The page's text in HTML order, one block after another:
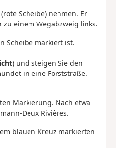
Scheibe) nehmen. Er
einem Wegabzweig links.
Scheibe markiert ist.
) und steigen Sie den
in eine Forststraße.
Markierung. Nach etwa
Deux Rivières.
blauen Kreuz markierten